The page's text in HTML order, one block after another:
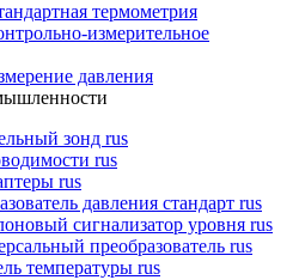
термометрия
измерительное
давления
зонд rus
rus
rus
давления стандарт rus
сигнализатор уровня rus
преобразователь rus
температуры rus